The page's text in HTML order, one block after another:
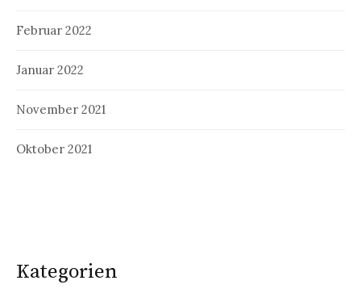
Februar 2022
Januar 2022
November 2021
Oktober 2021
Kategorien